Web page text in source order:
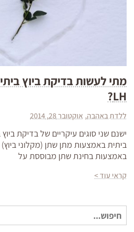
מתי לעשות בדיקת ביוץ
LH?
ללדת באהבה אוקטובר 28, 2014
ביתית באמצעות מתן שתן (מקלוני
באמצעות בחינת שתן מבוססת על
קראי עוד >
חיפוש
עבור: